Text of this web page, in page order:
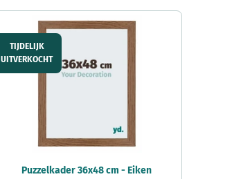
TIJDELIJK
UITVERKOCHT
Puzzelkader 36x48 cm - Eiken